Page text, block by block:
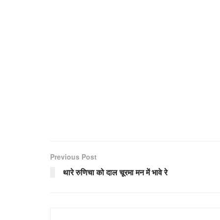
Previous Post
थारे रुणिचा को दाल चूरमा मन में भावे रे